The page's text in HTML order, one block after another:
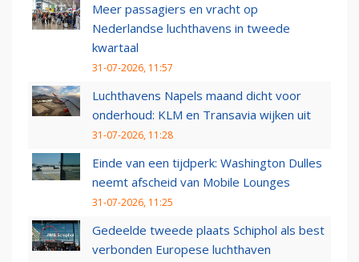
Meer passagiers en vracht op
Nederlandse luchthavens in tweede
kwartaal
31-07-2026, 11:57
Luchthavens Napels maand dicht voor
onderhoud: KLM en Transavia wijken uit
31-07-2026, 11:28
Einde van een tijdperk: Washington Dulles
neemt afscheid van Mobile Lounges
31-07-2026, 11:25
Gedeelde tweede plaats Schiphol als best
verbonden Europese luchthaven